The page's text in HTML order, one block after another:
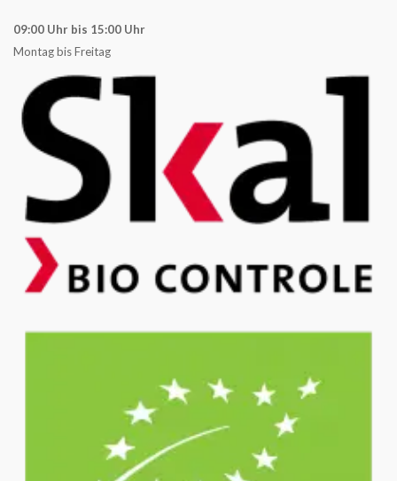
09:00 Uhr bis 15:00 Uhr
Montag bis Freitag